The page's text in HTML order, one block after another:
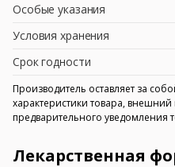
Особые указания
Условия хранения
Срок годности
Производитель оставляет за
характеристики товара,
предварительного уведомления
Лекарственная